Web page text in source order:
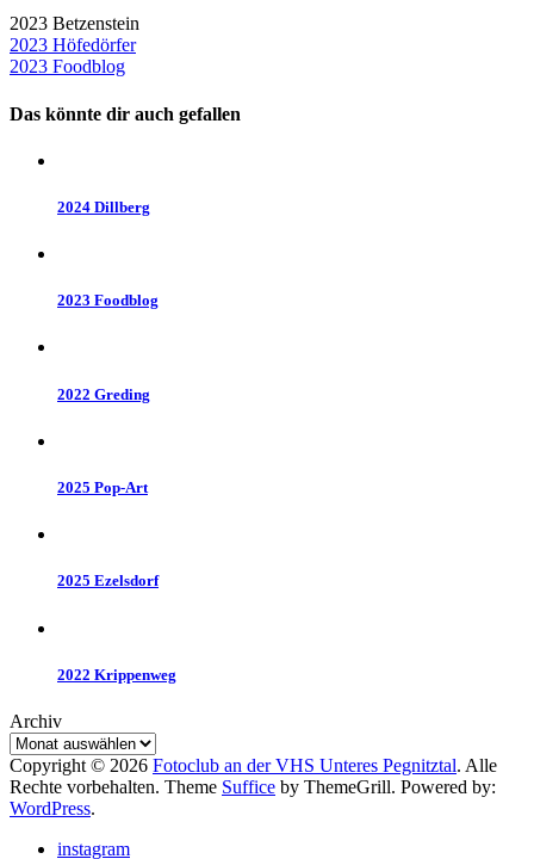
2023 Betzenstein
Beitragsnavigation
2023 Höfedörfer
2023 Foodblog
Das könnte dir auch gefallen
2024 Dillberg
2023 Foodblog
2022 Greding
2025 Pop-Art
2025 Ezelsdorf
2022 Krippenweg
Archiv
Copyright © 2026 Fotoclub an der VHS Unteres Pegnitztal. Alle
Rechte vorbehalten. Theme Suffice by ThemeGrill. Powered by:
WordPress.
instagram